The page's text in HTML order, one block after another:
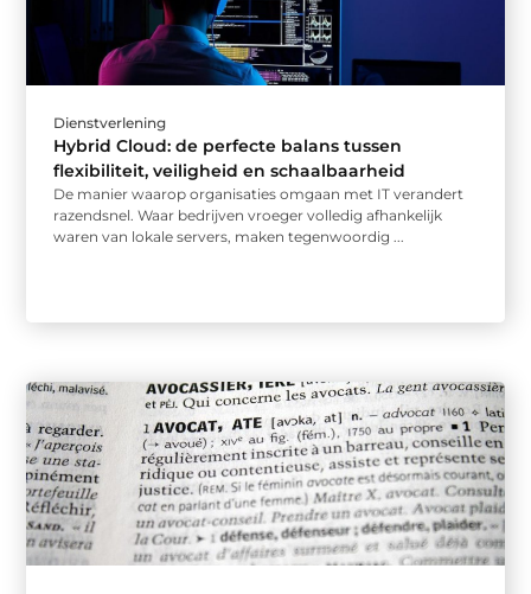
Dienstverlening
Hybrid Cloud: de perfecte balans tussen
flexibiliteit, veiligheid en schaalbaarheid
De manier waarop organisaties omgaan met IT verandert
razendsnel. Waar bedrijven vroeger volledig afhankelijk
waren van lokale servers, maken tegenwoordig ...